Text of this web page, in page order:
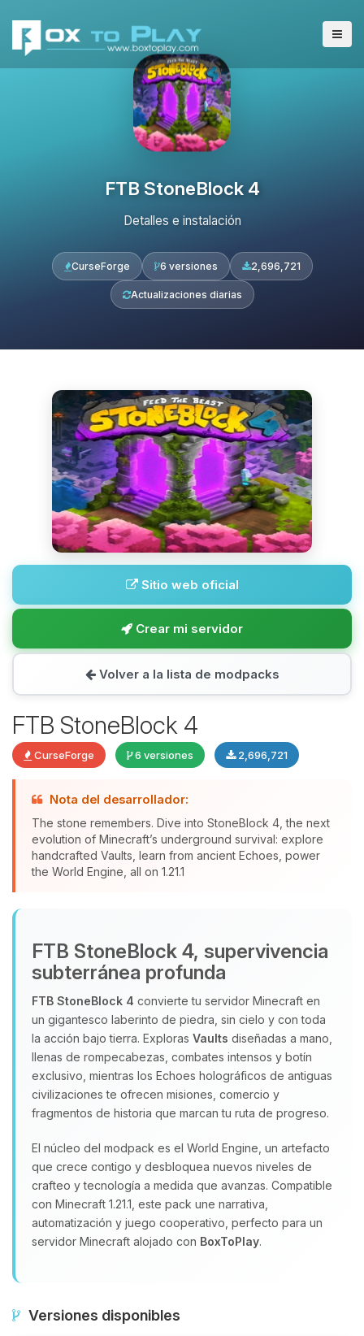
FTB StoneBlock 4
Detalles e instalación
CurseForge 6 versiones 2,696,721
Actualizaciones diarias
Sitio web oficial
Crear mi servidor
Volver a la lista de modpacks
FTB StoneBlock 4
CurseForge 6 versiones 2,696,721
Nota del desarrollador:
The stone remembers. Dive into StoneBlock 4, the next
evolution of Minecraft’s underground survival: explore
handcrafted Vaults, learn from ancient Echoes, power
the World Engine, all on 1.21.1
FTB StoneBlock 4, supervivencia
subterránea profunda
FTB StoneBlock 4 convierte tu servidor Minecraft en
un gigantesco laberinto de piedra, sin cielo y con toda
la acción bajo tierra. Exploras Vaults diseñadas a mano,
llenas de rompecabezas, combates intensos y botín
exclusivo, mientras los Echoes holográficos de antiguas
civilizaciones te ofrecen misiones, comercio y
fragmentos de historia que marcan tu ruta de progreso.
El núcleo del modpack es el World Engine, un artefacto
que crece contigo y desbloquea nuevos niveles de
crafteo y tecnología a medida que avanzas. Compatible
con Minecraft 1.21.1, este pack une narrativa,
automatización y juego cooperativo, perfecto para un
servidor Minecraft alojado con BoxToPlay.
Versiones disponibles
Yupi, por fin alguien con quien
hablar! Soy Choupy, tu pequeno
07/08/2026 20:04